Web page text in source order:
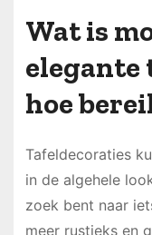
Wat is
elegante
hoe
Tafeldecoraties
in de algehele
zoek bent naar
meer rustieks en